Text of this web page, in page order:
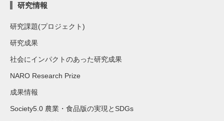
研究情報
研究課題(プロジェクト)
研究成果
社会にインパクトのあった研究成果
NARO Research Prize
成果情報
Society5.0 農業・食品版の実現とSDGs